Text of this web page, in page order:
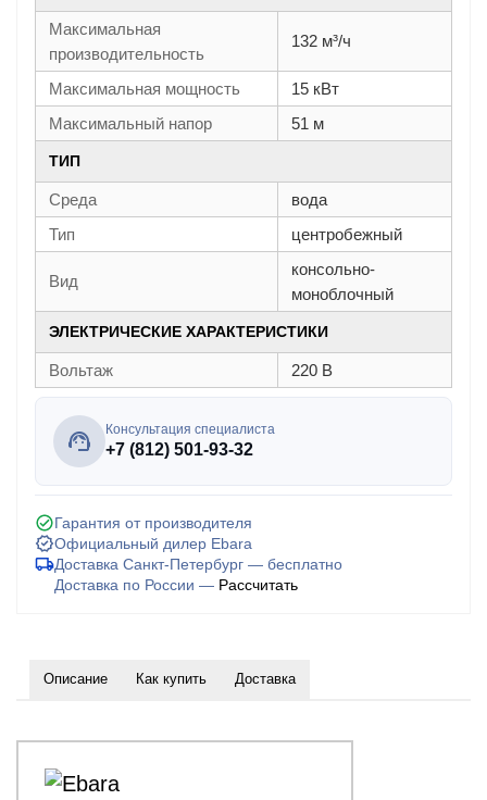
Максимальная
производительность
132 м³/ч
Максимальная мощность
15 кВт
Максимальный напор
51 м
ТИП
Среда
вода
Тип
центробежный
Вид
консольно-
моноблочный
ЭЛЕКТРИЧЕСКИЕ ХАРАКТЕРИСТИКИ
Вольтаж 220 В
Консультация специалиста
+7 (812) 501-93-32
Гарантия от производителя
Официальный дилер Ebara
Доставка Санкт-Петербург — бесплатно
Доставка по России — Рассчитать
Описание Как купить Доставка